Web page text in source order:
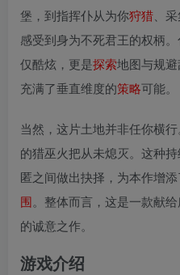
堡，到指挥仆从为你狩猎 、
感受到身为不死君王的权柄
仅酷炫，更是探索地图与规
充满了垂直维度的策略可能。
当然，这片土地并非任你横
的猎巫火把从未熄灭。这种
匿之间做出抉择，为本作增
围。整体而言，这是一款献
的诚意之作。
游戏介绍